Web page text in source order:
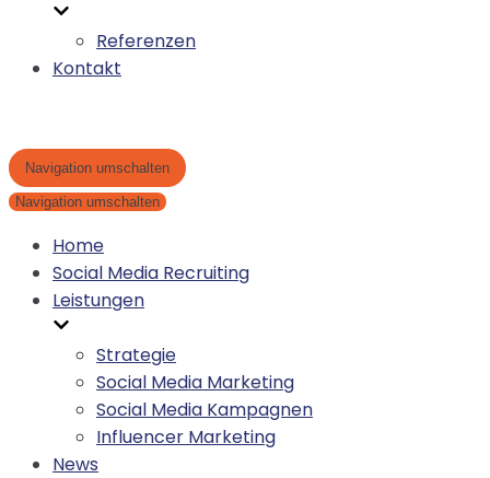
Referenzen
Kontakt
Navigation umschalten
Navigation umschalten
Home
Social Media Recruiting
Leistungen
Strategie
Social Media Marketing
Social Media Kampagnen
Influencer Marketing
News